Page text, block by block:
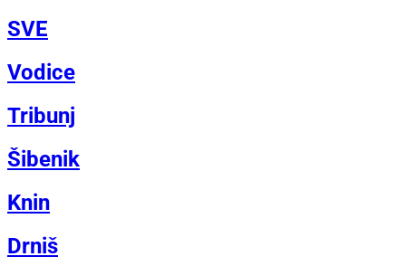
SVE
Vodice
Tribunj
Šibenik
Knin
Drniš